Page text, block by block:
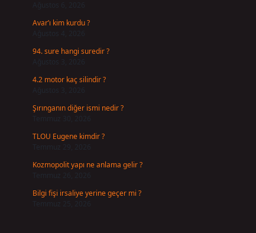
Avar’ı kim kurdu ?
94. sure hangi suredir ?
Ağustos 3, 2026
4.2 motor kaç silindir ?
Ağustos 3, 2026
Şırınganın diğer ismi nedir ?
Temmuz 30, 2026
TLOU Eugene kimdir ?
Kozmopolit yapı ne anlama gelir ?
Bilgi fişi irsaliye yerine geçer mi ?